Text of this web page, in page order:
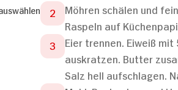
Möhren schälen und
Raspeln auf
Eier trennen. Eiweiß
auskratzen. Butter
Salz hell aufschlagen.